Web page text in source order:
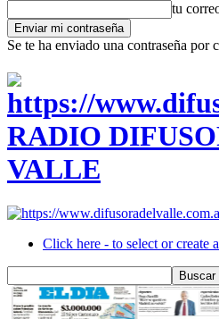
tu
Se te ha enviado una contraseña por
RADIO
VALLE
Click here - to select or create